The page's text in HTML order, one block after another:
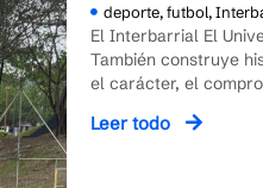
deporte,futbol,
El Interbarrial El
También construye
el carácter, el
Leer todo